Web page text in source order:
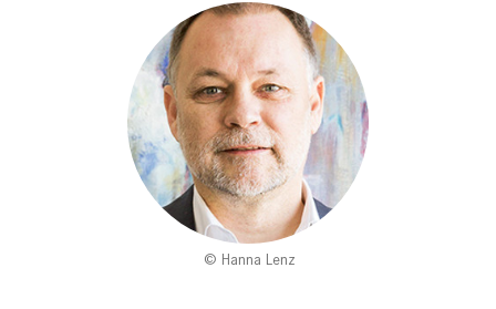
Hanna Lenz